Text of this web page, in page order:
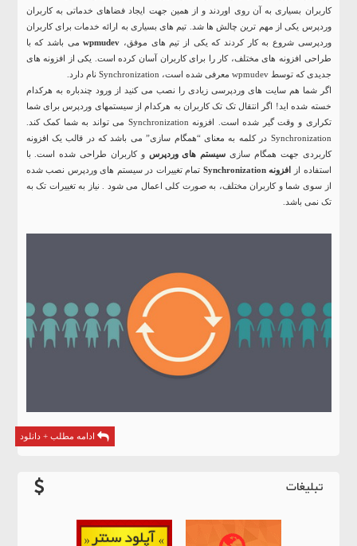
کاربران بسیاری به آن روی اوردند و از همین جهت ایجاد فضاهای خدماتی به کاربران
وردپرس یکی از مهم ترین چالش ها شد. تیم های بسیاری به ارائه خدمات برای کاربران
وردپرسی شروع به کار کردند که یکی از تیم های موفق، wpmudevمی باشد که با
طراحی افزونه های مختلف، کار را برای کاربران آسان کرده است. یکی از افزونه های
جدیدی که توسط wpmudev معرفی شده است، Synchronization نام دارد.
اگر شما هم سایت های وردپرسی زیادی را نصب می کنید از ورود چندباره به هرکدام
خسته شده اید! اگر انتقال تک تک کاربران به هرکدام از سیستمهای وردپرس برای شما
تکراری و وقت گیر شده است. افزونه Synchronization می تواند به شما کمک کند.
Synchronization در کلمه به معنای “همگام سازی” می باشد که در قالب یک افزونه
کاربردی جهت همگام سازیسیستم های وردپرس و کاربران طراحی شده است. با
استفاده از
افزونه Synchronization
تمام تغییرات در سیستم های وردپرس نصب شده
از سوی شما و کاربران مختلف، به صورت کلی اعمال می شود . نیاز به تغییرات تک به
تک نمی باشد.
ادامه مطلب + دانلود
تبلیغات